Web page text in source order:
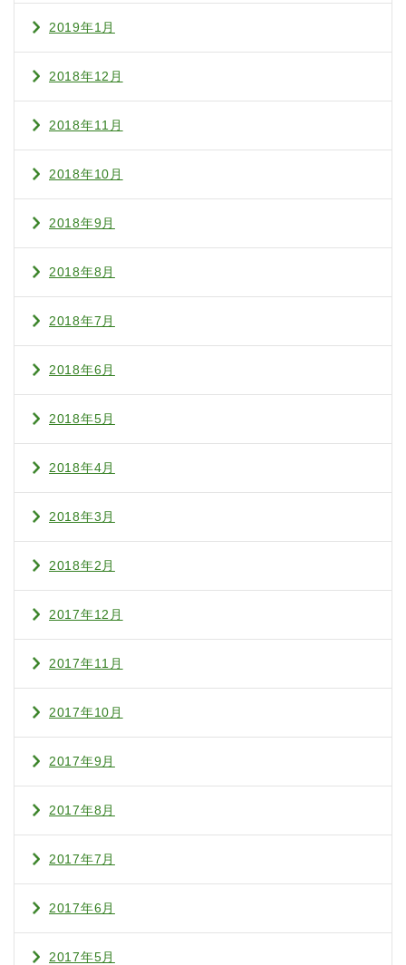
2019年1月
2018年12月
2018年11月
2018年10月
2018年9月
2018年8月
2018年7月
2018年6月
2018年5月
2018年4月
2018年3月
2018年2月
2017年12月
2017年11月
2017年10月
2017年9月
2017年8月
2017年7月
2017年6月
2017年5月